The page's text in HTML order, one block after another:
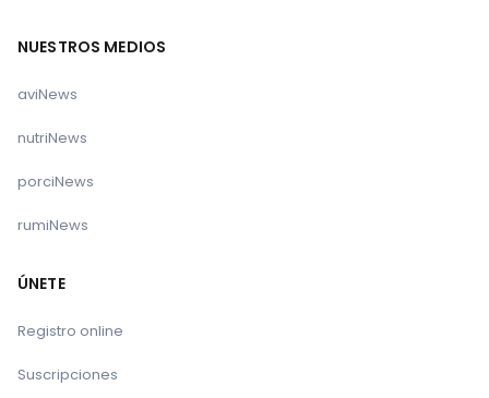
NUESTROS MEDIOS
aviNews
nutriNews
porciNews
rumiNews
ÚNETE
Registro online
Suscripciones